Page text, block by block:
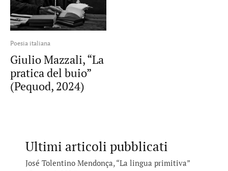
Poesia italiana
Giulio Mazzali, “La
pratica del buio”
(Pequod, 2024)
Ultimi articoli pubblicati
José Tolentino Mendonça, “La lingua primitiva”